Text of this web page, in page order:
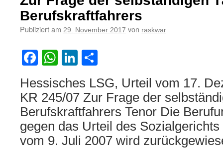
eines
Berufskraftfahrers
Publiziert am 29. November 2017 von raskwar
Facebook
WhatsApp
LinkedIn
Hessisches LSG, Urteil vom 17.
KR 245/07 Zur Frage der
Berufskraftfahrers Tenor Die
gegen das Urteil des
vom 9. Juli 2007 wird